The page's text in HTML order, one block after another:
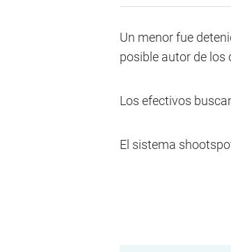
Un menor fue
posible autor de los
Los efectivos
El sistema